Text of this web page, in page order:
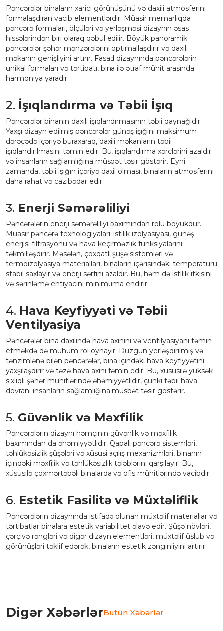
Pəncərələr binaların xarici görünüşünü və daxili atmosferini
formalaşdıran vacib elementlərdir. Müasir memarlıqda
pəncərə formaları, ölçüləri və yerləşməsi dizaynın əsas
hissələrindən biri olaraq qəbul edilir. Böyük panoramik
pəncərələr şəhər mənzərələrini optimallaşdırır və daxili
məkanın genişliyini artırır. Fasad dizaynında pəncərələrin
unikal formaları və tərtibatı, bina ilə ətraf mühit arasında
harmoniya yaradır.
2. İşıqlandırma və Təbii İşıq
Pəncərələr binanın daxili işıqlandırmasının təbii qaynağıdır.
Yaxşı dizayn edilmiş pəncərələr günəş işığını maksimum
dərəcədə içəriyə buraxaraq, daxili məkanların təbii
işıqlandırılmasını təmin edir. Bu, işıqlandırma xərclərini azaldır
və insanların sağlamlığına müsbət təsir göstərir. Eyni
zamanda, təbii işığın içəriyə daxil olması, binaların atmosferini
daha rahat və cazibədar edir.
3. Enerji Səmərəliliyi
Pəncərələrin enerji səmərəliliyi baxımından rolu böyükdür.
Müasir pəncərə texnologiyaları, istilik izolyasiyası, günəş
enerjisi filtrasyonu və hava keçirməzlik funksiyalarını
təkmilləşdirir. Məsələn, çoxqatlı şüşə sistemləri və
termoizolyasiya materialları, binaların içərisindəki temperaturu
stabil saxlayır və enerji sərfini azaldır. Bu, həm də istilik itkisini
və sərinləmə ehtiyacını minimuma endirir.
4. Hava Keyfiyyəti və Təbii
Ventilyasiya
Pəncərələr bina daxilində hava axınını və ventilyasiyanı təmin
etməkdə də mühüm rol oynayır. Düzgün yerləşdirilmiş və
tənzimlənə bilən pəncərələr, bina içindəki hava keyfiyyətini
yaxşılaşdırır və təzə hava axını təmin edir. Bu, xüsusilə yüksək
sıxlıqlı şəhər mühitlərində əhəmiyyətlidir, çünki təbii hava
dövranı insanların sağlamlığına müsbət təsir göstərir.
5. Güvənlik və Məxfilik
Pəncərələrin dizaynı həmçinin güvənlik və məxfilik
baxımından da əhəmiyyətlidir. Qapalı pəncərə sistemləri,
təhlükəsizlik şüşələri və xüsusi açılış mexanizmləri, binanın
içindəki məxfilik və təhlükəsizlik tələblərini qarşılayır. Bu,
xüsusilə çoxmərtəbəli binalarda və ofis mühitlərində vacibdir.
6. Estetik Fasilitə və Müxtəliflik
Pəncərələrin dizaynında istifadə olunan müxtəlif materiallar və
tərtibatlar binalara estetik variabilitet əlavə edir. Şüşə növləri,
çərçivə rəngləri və digər dizayn elementləri, müxtəlif üslub və
görünüşləri təklif edərək, binaların estetik zənginliyini artırır.
Digər XəbərlərBütün Xəbərlər